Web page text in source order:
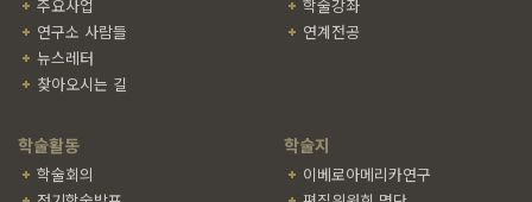
주요사업
연구소 사람들
뉴스레터
찾아오시는 길
학술강좌
연계전공
학술활동
학술회의
학술지
이베로아메리카연구